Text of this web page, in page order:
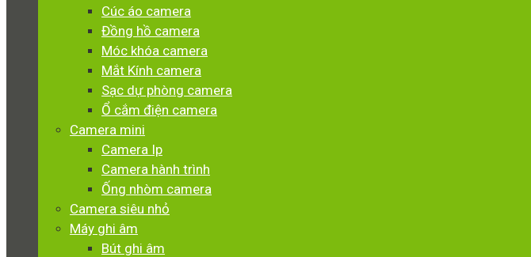
Cúc áo camera
Đồng hồ camera
Móc khóa camera
Mắt Kính camera
Sạc dự phòng camera
Ổ cắm điện camera
Camera mini
Camera Ip
Camera hành trình
Ống nhòm camera
Camera siêu nhỏ
Máy ghi âm
Bút ghi âm